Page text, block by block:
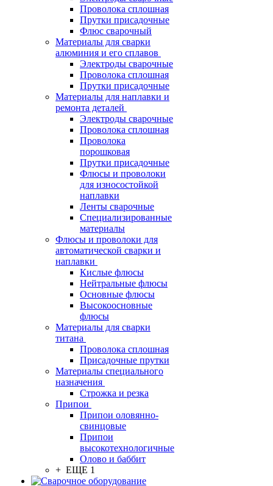
Проволока сплошная
Прутки присадочные
Флюс сварочный
Материалы для сварки
алюминия и его сплавов
Электроды сварочные
Проволока сплошная
Прутки присадочные
Материалы для наплавки и
ремонта деталей
Электроды сварочные
Проволока сплошная
Проволока
порошковая
Прутки присадочные
Флюсы и проволоки
для износостойкой
наплавки
Ленты сварочные
Специализированные
материалы
Флюсы и проволоки для
автоматической сварки и
наплавки
Кислые флюсы
Нейтральные флюсы
Основные флюсы
Высокоосновные
флюсы
Материалы для сварки
титана
Проволока сплошная
Присадочные прутки
Материалы специального
назначения
Строжка и резка
Припои
Припои оловянно-
свинцовые
Припои
высокотехнологичные
Олово и баббит
+ ЕЩЕ 1